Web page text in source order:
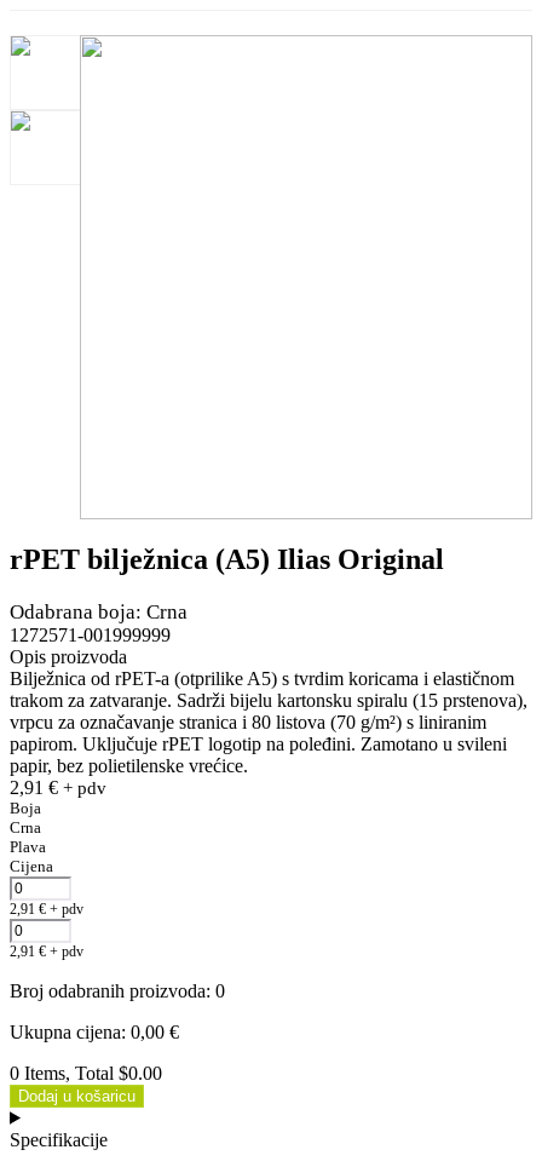
rPET bilježnica (A5) Ilias Original
Odabrana boja: Crna
1272571-001999999
Opis proizvoda
Bilježnica od rPET-a (otprilike A5) s tvrdim koricama i elastičnom
trakom za zatvaranje. Sadrži bijelu kartonsku spiralu (15 prstenova),
vrpcu za označavanje stranica i 80 listova (70 g/m²) s liniranim
papirom. Uključuje rPET logotip na poleđini. Zamotano u svileni
papir, bez polietilenske vrećice.
2,91 € + pdv
Boja
Crna
Plava
Cijena
2,91 € + pdv
2,91 € + pdv
Broj odabranih proizvoda: 0
Ukupna cijena: 0,00 €
0 Items, Total $0.00
Dodaj u košaricu
Specifikacije